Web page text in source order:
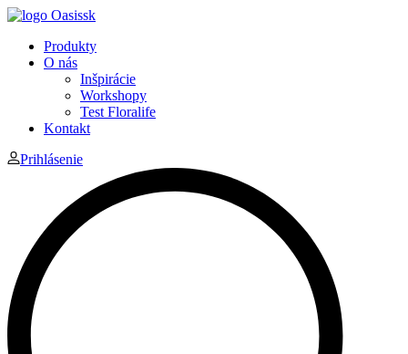
Produkty
O nás
Inšpirácie
Workshopy
Test Floralife
Kontakt
Prihlásenie